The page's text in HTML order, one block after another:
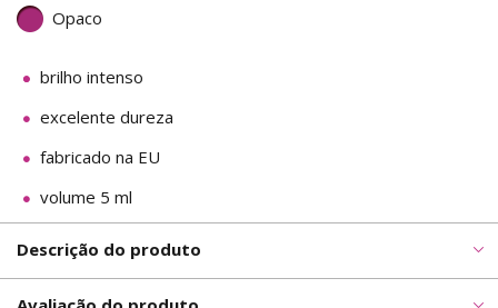
Opaco
brilho intenso
excelente dureza
fabricado na EU
volume 5 ml
Descrição do produto